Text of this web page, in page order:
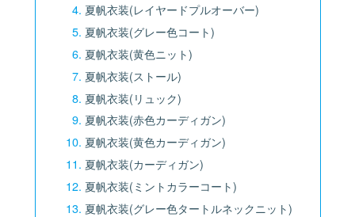
夏帆衣装(レイヤードプルオーバー)
夏帆衣装(グレー色コート)
夏帆衣装(黄色ニット)
夏帆衣装(ストール)
夏帆衣装(リュック)
夏帆衣装(赤色カーディガン)
夏帆衣装(黄色カーディガン)
夏帆衣装(カーディガン)
夏帆衣装(ミントカラーコート)
夏帆衣装(グレー色タートルネックニット)